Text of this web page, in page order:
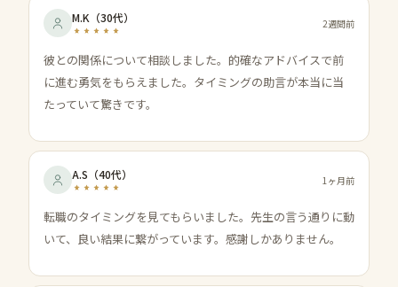
M.K （30代） 2週間前
彼との関係について相談しました。的確なアドバイスで前
に進む勇気をもらえました。タイミングの助言が本当に当
たっていて驚きです。
A.S （40代） 1ヶ月前
転職のタイミングを見てもらいました。先生の言う通りに動
いて、良い結果に繋がっています。感謝しかありません。